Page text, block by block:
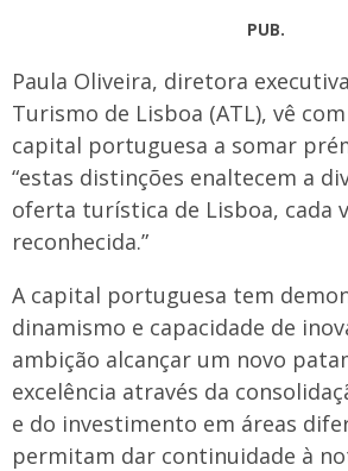
PUB.
Paula Oliveira, diretora
Turismo de Lisboa (ATL), vê
capital portuguesa a somar
“estas distinções enaltecem a
oferta turística de Lisboa, cada
reconhecida.”
A capital portuguesa tem
dinamismo e capacidade de
ambição alcançar um novo
excelência através da
e do investimento em áreas
permitam dar continuidade à